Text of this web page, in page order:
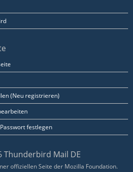
(Neu registrieren)
festlegen
Thunderbird Mail DE
offiziellen Seite der Mozilla Foundation.